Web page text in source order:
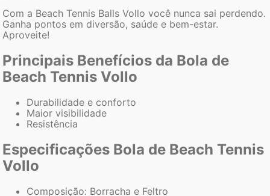
Com a Beach Tennis Balls Vollo você nunca sai perdendo.
Ganha pontos em diversão, saúde e bem-estar.
Aproveite!
Principais Benefícios da Bola de
Beach Tennis Vollo
Durabilidade e conforto
Maior visibilidade
Resistência
Especificações Bola de Beach Tennis
Vollo
Composição: Borracha e Feltro